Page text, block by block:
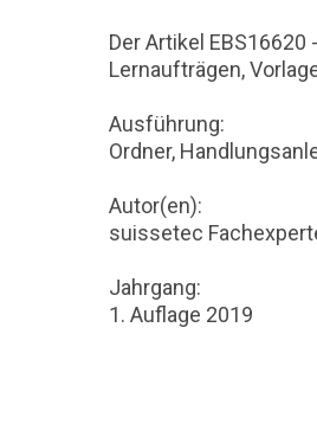
Der Artikel
Lernaufträgen,
Ausführung:
Ordner,
Autor(en):
suissetec
Jahrgang:
1. Auflage 2019